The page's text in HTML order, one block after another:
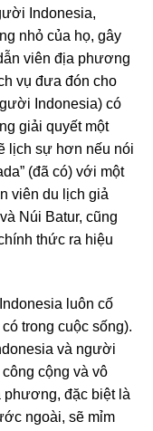
Indonesia,
nhỏ của họ, gây
viên địa phương
vụ đưa đón cho
Indonesia) có
giải quyết một
lịch sự hơn nếu nói
(đã có) với một
viên du lịch giả
Núi Batur, cũng
thức ra hiệu
luôn cố
trong cuộc sống).
và người
cộng và vô
đặc biệt là
ngoài, sẽ mỉm